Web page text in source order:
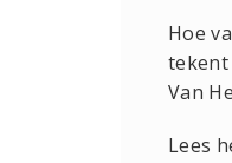
Hoe
tekent
Van
Lees